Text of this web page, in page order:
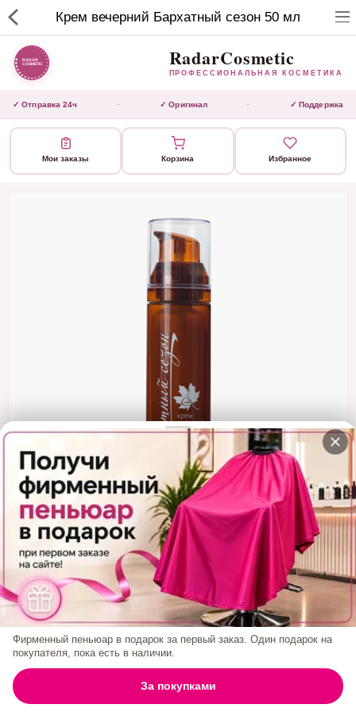
RadarCosmetic
КОСМЕТИКА
✕
Активаторы
Ботокс
Ещё категории
✓ Отправка 24ч · ✓ Оригинал ✓ Поддержка
ГЛАВНАЯ ПОИСК КОРЗИНА АККАУНТ
Крем вечерний Бархатный сезон 50 мл
RadarCosmetic
ПРОФЕССИОНАЛЬНАЯ КОСМЕТИКА
✓ Отправка 24ч · ✓ Оригинал · ✓ Поддержка
Мои заказы Корзина Избранное
Крем Вечерний Бархатный Сезон 50 Мл
1 953₽
Фирменный пеньюар в подарок за первый заказ. Один подарок на
покупателя, пока есть в наличии.
За покупками